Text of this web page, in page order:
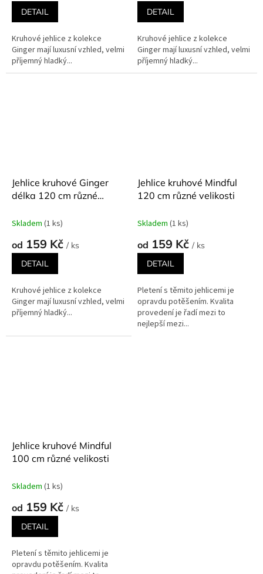
DETAIL
Kruhové jehlice z kolekce
Ginger mají luxusní vzhled, velmi
příjemný hladký...
DETAIL
Kruhové jehlice z kolekce
Ginger mají luxusní vzhled, velmi
příjemný hladký...
Jehlice kruhové Ginger
délka 120 cm různé
Skladem (1 ks)
od 159 Kč / ks
DETAIL
Kruhové jehlice z kolekce
Ginger mají luxusní vzhled, velmi
příjemný hladký...
Jehlice kruhové Mindful
120 cm různé velikosti
Skladem (1 ks)
od 159 Kč / ks
DETAIL
Pletení s těmito jehlicemi je
opravdu potěšením. Kvalita
provedení je řadí mezi to
nejlepší mezi...
Jehlice kruhové Mindful
100 cm různé velikosti
Skladem (1 ks)
od 159 Kč / ks
DETAIL
Pletení s těmito jehlicemi je
opravdu potěšením. Kvalita